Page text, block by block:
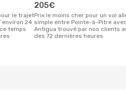
24
temps
205€
Prix le moins cher pour un vol aller
simple entre Pointe-à-Pitre
Antigua trouvé par nos clients
des 72 dernières heures